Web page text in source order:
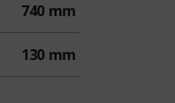
740 mm
130 mm